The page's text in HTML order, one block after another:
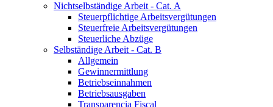
Nichtselbständige Arbeit - Cat. A
Steuerpflichtige Arbeitsvergütungen
Steuerfreie Arbeitsvergütungen
Steuerliche Abzüge
Selbständige Arbeit - Cat. B
Allgemein
Gewinnermittlung
Betriebseinnahmen
Betriebsausgaben
Transparencia Fiscal